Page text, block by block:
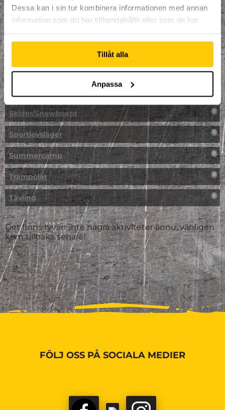
Dessa kan i sin tur kombinera informationen med annan
information som du har tillhandahållit eller som de har
Tillåt alla
Anpassa
NPF-Träning
Påsklovsläger
Skidor/Snowboard 0
Sportlovsläger 0
Summercamp 0
Trampolin 0
Tävling 0
Det finns tyvärr inte några aktiviteter ännu, vänligen
kom tillbaka senare!
FÖLJ OSS PÅ SOCIALA MEDIER